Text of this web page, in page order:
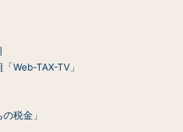
Web-TAX-TV」
税金」